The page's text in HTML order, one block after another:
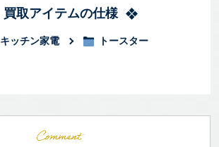
買取アイテムの仕様
キッチン家電 トースター